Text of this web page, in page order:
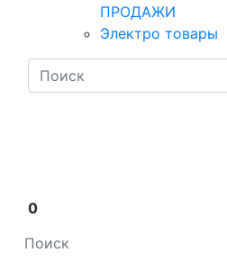
ПРОДАЖИ
Электро товары
0